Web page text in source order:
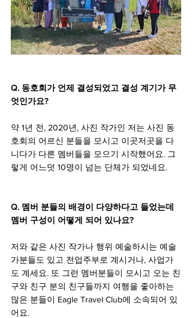
Q. 동호회가 언제 결성되었고 결성 계기가 무
엇인가요?
약 1년 전, 2020년, 사진 작가인 저는 사진 동
호회의 어르신 분들을 모시고 이곳저곳을 다
니다가 다른 멤버들을 모으기 시작했어요. 그
렇게 어느덧 10명이 넘는 단체가 되었네요.
Q. 멤버 분들의 배경이 다양하다고 들었는데
멤버 구성이 어떻게 되어 있나요?
저와 같은 사진 작가나 행위 예술하시는 예술
가분들도 있고 전업주부로 계시거나, 사업가
도 계세요. 또 그런 멤버분들이 모시고 오는 친
구와 친구 분의 친구들까지 여행을 좋아하는
많은 분들이 Eagle Travel Club에 소속되어 있
어요.